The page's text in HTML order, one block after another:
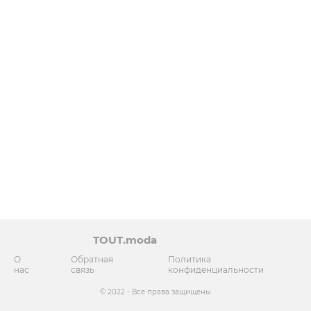
TOUT.moda
О
нас
Обратная
связь
Политика
конфиденциальности
© 2022 - Все права защищены